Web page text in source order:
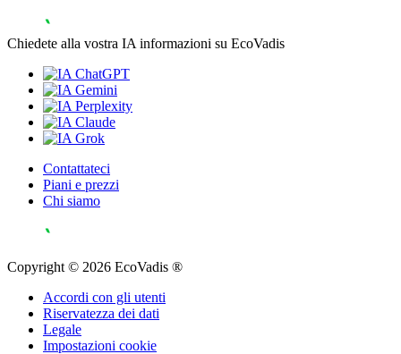
Chiedete alla vostra IA informazioni su EcoVadis
Contattateci
Piani e prezzi
Chi siamo
Copyright © 2026 EcoVadis ®
Accordi con gli utenti
Riservatezza dei dati
Legale
Impostazioni cookie